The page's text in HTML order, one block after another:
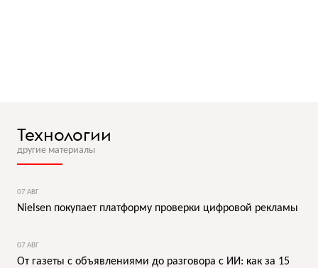
Технологии
другие материалы
07 АВГ
Nielsen покупает платформу проверки цифровой рекламы
07 АВГ
От газеты с объявлениями до разговора с ИИ: как за 15